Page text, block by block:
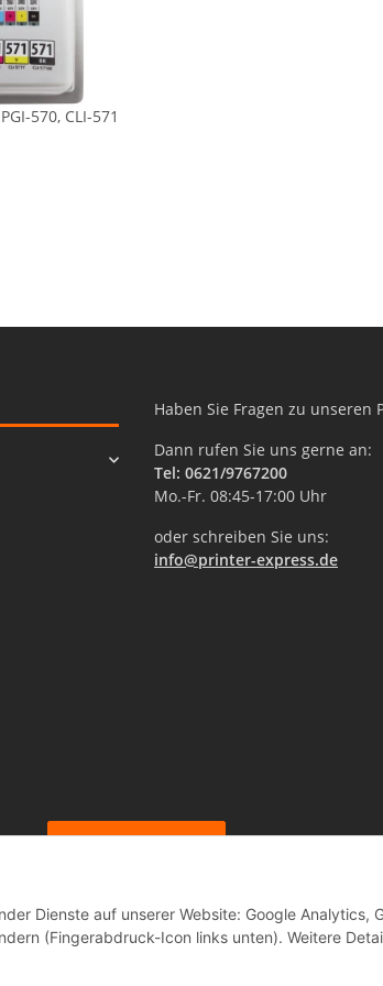
570, CLI-571
Haben Sie Fragen zu unseren
Dann rufen Sie uns gerne an:
Tel: 0621/9767200
Mo.-Fr. 08:45-17:00 Uhr
oder schreiben Sie uns:
info@printer-express.de
Express
Dienste auf unserer Website: Google Analytics,
(Fingerabdruck-Icon links unten). Weitere